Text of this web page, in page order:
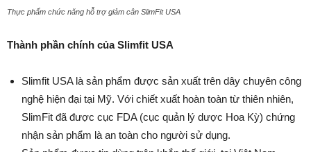
Thực phẩm chức năng hỗ trợ giảm cân SlimFit USA
Thành phần chính của Slimfit USA
Slimfit USA là sản phẩm được sản xuất trên dây chuyên công
nghệ hiện đại tại Mỹ. Với chiết xuất hoàn toàn từ thiên nhiên,
SlimFit đã được cục FDA (cục quản lý dược Hoa Kỳ) chứng
nhận sản phẩm là an toàn cho người sử dụng.